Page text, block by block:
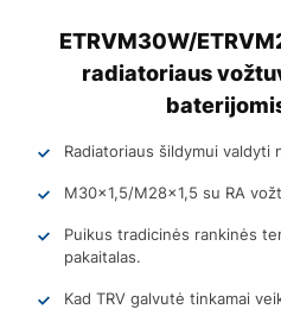
ETRVM30W/
radiatoriaus
Radiatoriaus šildymui valdyti
M30x1,5/M28x1,5 su RA
Puikus tradicinės rankinės
pakaitalas.
Kad TRV galvutė tinkamai